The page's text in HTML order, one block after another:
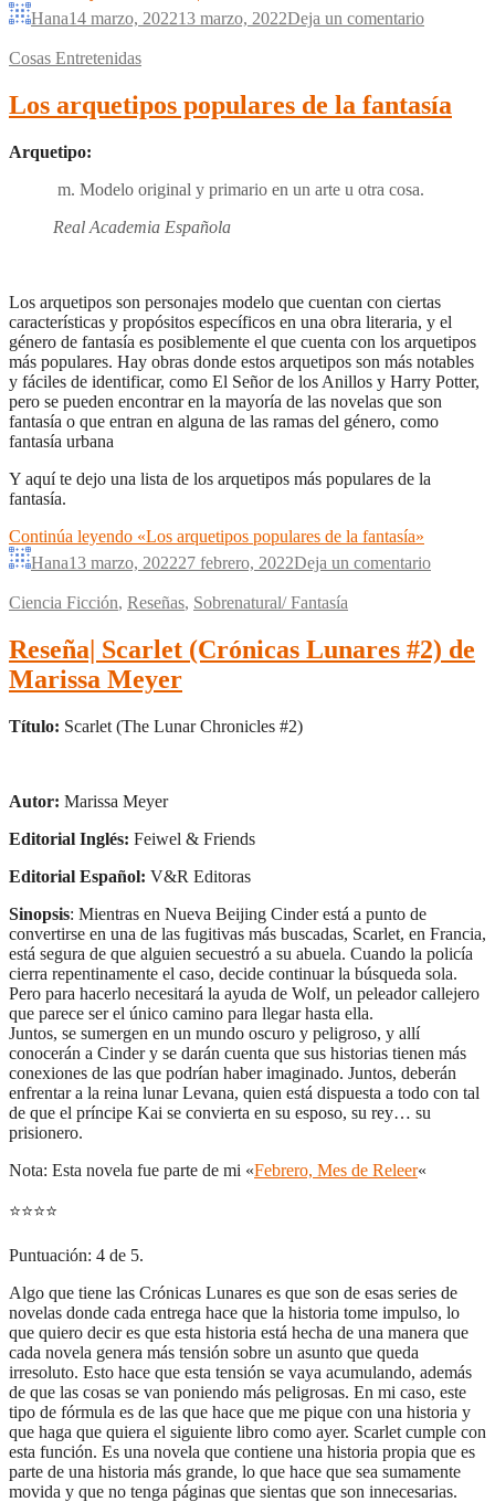
Hana14 marzo, 202213 marzo, 2022Deja un comentario
Cosas Entretenidas
Los arquetipos populares de la fantasía
Arquetipo:
m. Modelo original y primario en un arte u otra cosa.
Real Academia Española
Los arquetipos son personajes modelo que cuentan con ciertas
características y propósitos específicos en una obra literaria, y el
género de fantasía es posiblemente el que cuenta con los arquetipos
más populares. Hay obras donde estos arquetipos son más notables
y fáciles de identificar, como El Señor de los Anillos y Harry Potter,
pero se pueden encontrar en la mayoría de las novelas que son
fantasía o que entran en alguna de las ramas del género, como
fantasía urbana
Y aquí te dejo una lista de los arquetipos más populares de la
fantasía.
Continúa leyendo «Los arquetipos populares de la fantasía»
Hana13 marzo, 202227 febrero, 2022Deja un comentario
Ciencia Ficción, Reseñas, Sobrenatural/ Fantasía
Reseña| Scarlet (Crónicas Lunares #2) de
Marissa Meyer
Título: Scarlet (The Lunar Chronicles #2)
Autor: Marissa Meyer
Editorial Inglés: Feiwel & Friends
Editorial Español: V&R Editoras
Sinopsis: Mientras en Nueva Beijing Cinder está a punto de
convertirse en una de las fugitivas más buscadas, Scarlet, en Francia,
está segura de que alguien secuestró a su abuela. Cuando la policía
cierra repentinamente el caso, decide continuar la búsqueda sola.
Pero para hacerlo necesitará la ayuda de Wolf, un peleador callejero
que parece ser el único camino para llegar hasta ella.
Juntos, se sumergen en un mundo oscuro y peligroso, y allí
conocerán a Cinder y se darán cuenta que sus historias tienen más
conexiones de las que podrían haber imaginado. Juntos, deberán
enfrentar a la reina lunar Levana, quien está dispuesta a todo con tal
de que el príncipe Kai se convierta en su esposo, su rey… su
prisionero.
Nota: Esta novela fue parte de mi «Febrero, Mes de Releer«
⭐⭐⭐⭐
Puntuación: 4 de 5.
Algo que tiene las Crónicas Lunares es que son de esas series de
novelas donde cada entrega hace que la historia tome impulso, lo
que quiero decir es que esta historia está hecha de una manera que
cada novela genera más tensión sobre un asunto que queda
irresoluto. Esto hace que esta tensión se vaya acumulando, además
de que las cosas se van poniendo más peligrosas. En mi caso, este
tipo de fórmula es de las que hace que me pique con una historia y
que haga que quiera el siguiente libro como ayer. Scarlet cumple con
esta función. Es una novela que contiene una historia propia que es
parte de una historia más grande, lo que hace que sea sumamente
movida y que no tenga páginas que sientas que son innecesarias.